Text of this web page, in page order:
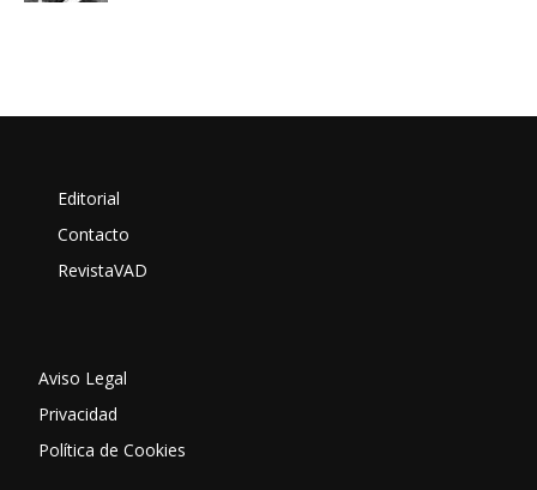
Editorial
Contacto
RevistaVAD
Aviso Legal
Privacidad
Política de Cookies